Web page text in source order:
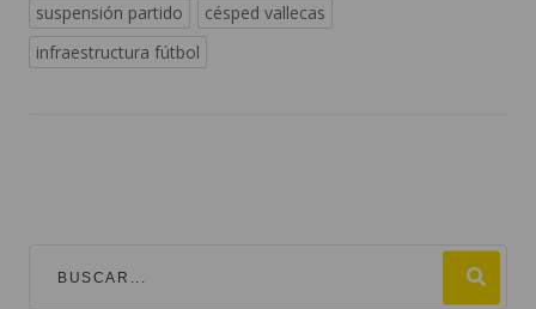
suspensión partido
césped vallecas
infraestructura fútbol